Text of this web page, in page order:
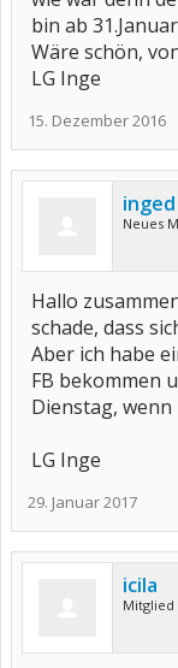
bin ab
Wäre schön,
LG Inge
15. Dezember 2016
inged
Neues
Hallo
schade, dass
Aber ich habe
FB bekommen
Dienstag,
LG Inge
29. Januar 2017
icila
Mitglied